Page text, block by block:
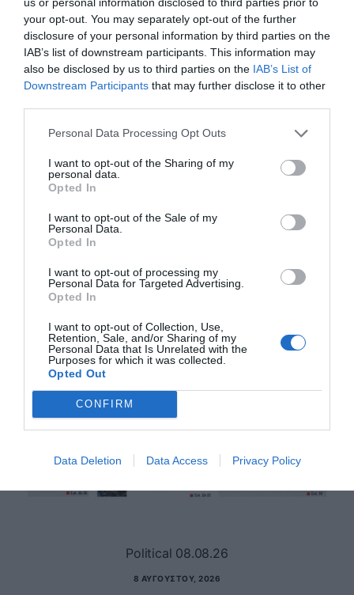
your opt-out. You may separately opt-out of the further
disclosure of your personal information by third parties on the
IAB’s list of downstream participants. This information may
also be disclosed by us to third parties on the IAB’s List of
Downstream Participants that may further disclose it to other
Personal Data Processing Opt Outs
I want to opt-out of the Sharing of my
personal data.
Opted In
I want to opt-out of the Sale of my
Personal Data.
Opted In
I want to opt-out of processing my
Personal Data for Targeted Advertising.
Opted In
I want to opt-out of Collection, Use,
Retention, Sale, and/or Sharing of my
Personal Data that Is Unrelated with the
Purposes for which it was collected.
Opted Out
CONFIRM
Data Deletion Data Access Privacy Policy
ΔΕΊΤΕ ΕΠΊΣΗΣ...
Political 08.08.26
8 ΑΥΓΟΎΣΤΟΥ, 2026